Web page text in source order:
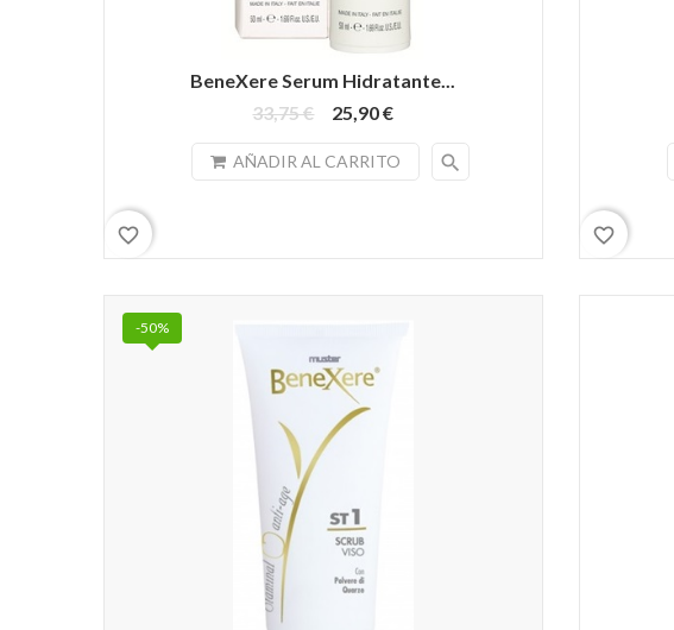
BeneXere Serum Hidratante...
33,75 €
25,90 €
AÑADIR AL CARRITO search
favorite_border favorite_border
-50%